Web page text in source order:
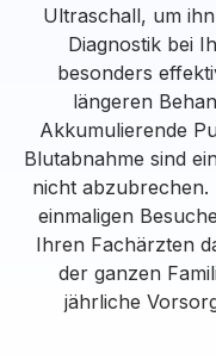
Ultraschall, um
Diagnostik bei
besonders
längeren
Akkumulierende
Blutabnahme sind
nicht abzubrechen.
einmaligen
Ihren Fachärzten
der ganzen
jährliche